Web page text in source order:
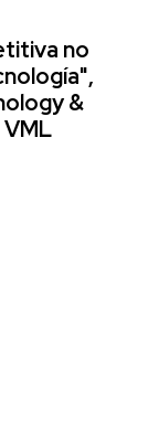
no
&
VML